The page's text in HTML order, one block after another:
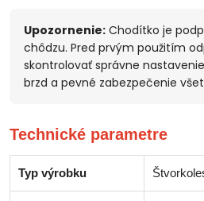
Upozornenie: Chodítko je
chôdzu. Pred prvým použitím
skontrolovať správne
brzd a pevné zabezpečenie
Technické parametre
Typ výrobku